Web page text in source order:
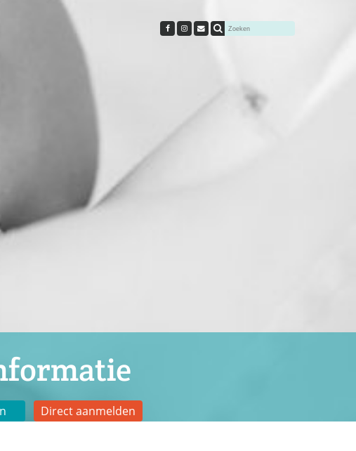
Direct aanmelden
Direct aanmelden